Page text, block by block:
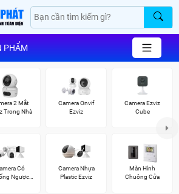
PHẨM
2 Mắt
Trong Nhà
Camera Onvif
Ezviz
Camera Ezviz
Cube
Có
Ngược
Camera Nhựa
Plastic Ezviz
Màn Hình
Chuông Cửa